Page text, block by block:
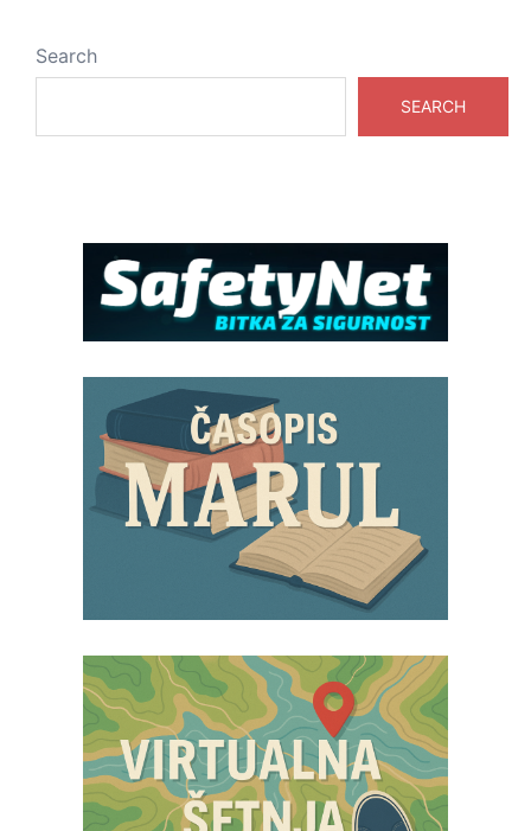
Search
SEARCH